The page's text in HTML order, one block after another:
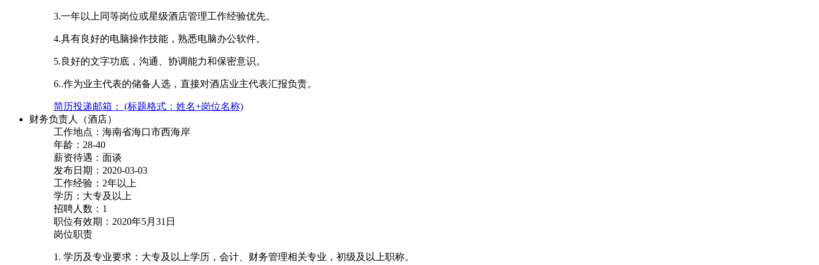
3.一年以上同等岗位或星级酒店管理工作经验优先。
4.具有良好的电脑操作技能，熟悉电脑办公软件。
5.良好的文字功底，沟通、协调能力和保密意识。
6..作为业主代表的储备人选，直接对酒店业主代表汇报负责。
简历投递邮箱： (标题格式：姓名+岗位名称)
财务负责人（酒店）
工作地点：海南省海口市西海岸
年龄：28-40
薪资待遇：面谈
发布日期：2020-03-03
工作经验：2年以上
学历：大专及以上
招聘人数：1
职位有效期：2020年5月31日
岗位职责
1. 学历及专业要求：大专及以上学历，会计、财务管理相关专业，初级及以上职称。